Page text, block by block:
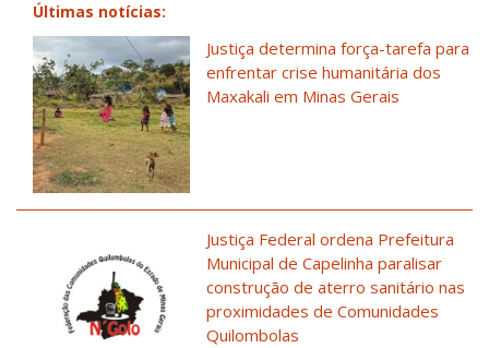
Últimas notícias:
Justiça determina força-tarefa para
enfrentar crise humanitária dos
Maxakali em Minas Gerais
Justiça Federal ordena Prefeitura
Municipal de Capelinha paralisar
construção de aterro sanitário nas
proximidades de Comunidades
Quilombolas